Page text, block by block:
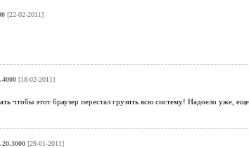
[22-02-2011]
[18-02-2011]
чтобы этот браузер перестал грузить всю систему! Надоело уже,
[29-01-2011]